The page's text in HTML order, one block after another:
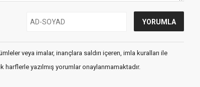
veya imalar, inançlara saldırı içeren, imla kuralları ile
harflerle yazılmış yorumlar onaylanmamaktadır.